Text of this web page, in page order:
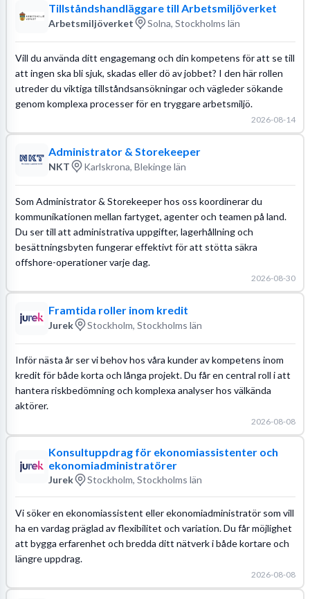
Tillståndshandläggare till Arbetsmiljöverket
Arbetsmiljöverket Solna, Stockholms län
Vill du använda ditt engagemang och din kompetens för att se till
att ingen ska bli sjuk, skadas eller dö av jobbet? I den här rollen
utreder du viktiga tillståndsansökningar och vägleder sökande
genom komplexa processer för en tryggare arbetsmiljö.
2026-08-14
Administrator & Storekeeper
NKT Karlskrona, Blekinge län
Som Administrator & Storekeeper hos oss koordinerar du
kommunikationen mellan fartyget, agenter och teamen på land.
Du ser till att administrativa uppgifter, lagerhållning och
besättningsbyten fungerar effektivt för att stötta säkra
offshore-operationer varje dag.
2026-08-30
Framtida roller inom kredit
Jurek Stockholm, Stockholms län
Inför nästa år ser vi behov hos våra kunder av kompetens inom
kredit för både korta och långa projekt. Du får en central roll i att
hantera riskbedömning och komplexa analyser hos välkända
aktörer.
2026-08-08
Konsultuppdrag för ekonomiassistenter och
ekonomiadministratörer
Jurek Stockholm, Stockholms län
Vi söker en ekonomiassistent eller ekonomiadministratör som vill
ha en vardag präglad av flexibilitet och variation. Du får möjlighet
att bygga erfarenhet och bredda ditt nätverk i både kortare och
längre uppdrag.
2026-08-08